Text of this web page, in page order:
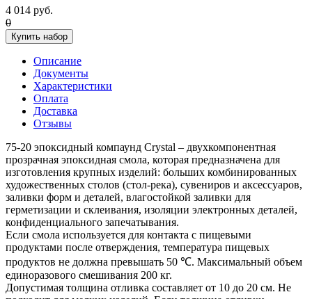
4 014 руб.
0
Купить набор
Описание
Документы
Характеристики
Оплата
Доставка
Отзывы
75-20 эпоксидный компаунд Crystal – двухкомпонентная
прозрачная эпоксидная смола, которая предназначена для
изготовления крупных изделий: больших комбинированных
художественных столов (стол-река), сувениров и аксессуаров,
заливки форм и деталей, влагостойкой заливки для
герметизации и склеивания, изоляции электронных деталей,
конфиденциального запечатывания.
Если смола используется для контакта с пищевыми
продуктами после отверждения, температура пищевых
продуктов не должна превышать 50 ℃. Максимальный объем
единоразового смешивания 200 кг.
Допустимая толщина отливка составляет от 10 до 20 см. Не